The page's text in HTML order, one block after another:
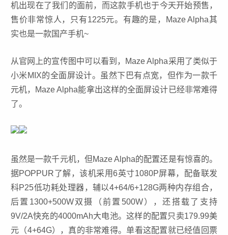
机出现在了我们的面前，而这款手机也于今天开始预售，
售价非常惊人，只有1225元。有趣的是，Maze Alpha其
实也是一款国产手机~
从官网上的宣传图中可以看到，Maze Alpha采用了类似于
小米MIX的全面屏设计。虽然下巴有点宽，但作为一款千
元机，Maze Alpha能拿出这样的全面屏设计已经非常难得
了。
虽然是一款千元机，但Maze Alpha的配置还是有惊喜的。
据POPPUR了解，该机采用6英寸1080P屏幕，配备联发
科P25低功耗处理器，辅以4+64/6+128G两种内存组合，
后置1300+500W双摄（前置500W），还搭载了支持
9V/2A快充的4000mAh大电池。这样的配置只卖179.99美
元（4+64G），真的非常难得。单看这配置就已经值回票